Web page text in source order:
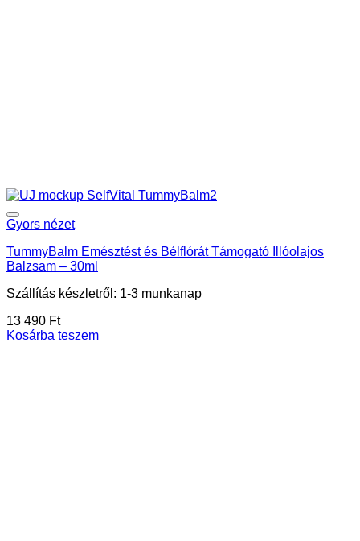
Gyors nézet
TummyBalm Emésztést és Bélflórát Támogató Illóolajos
Balzsam – 30ml
Szállítás készletről: 1-3 munkanap
13 490 Ft
Kosárba teszem